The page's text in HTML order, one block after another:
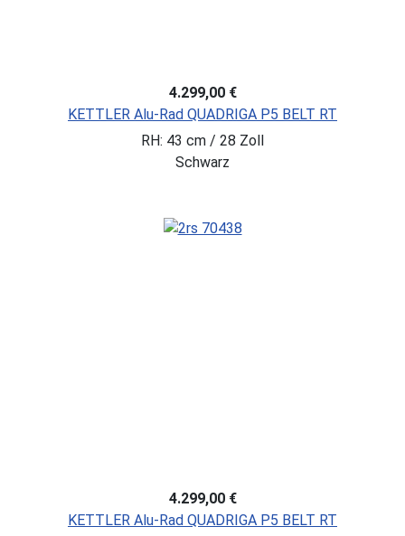
4.299,00 €
KETTLER Alu-Rad QUADRIGA P5 BELT RT
RH: 43 cm / 28 Zoll
Schwarz
4.299,00 €
KETTLER Alu-Rad QUADRIGA P5 BELT RT